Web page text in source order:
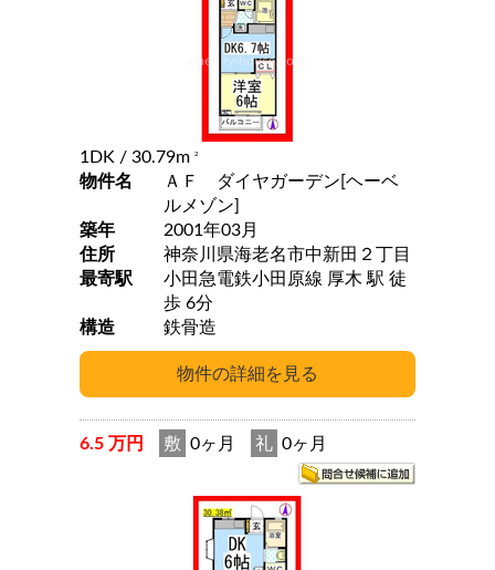
1DK / 30.79m 2
物件名
ＡＦ ダイヤガーデン[ヘーベ
ルメゾン]
築年
2001年03月
住所
神奈川県海老名市中新田２丁目
最寄駅
小田急電鉄小田原線 厚木 駅 徒
歩 6分
構造
鉄骨造
6.5 万円 敷 0ヶ月 礼 0ヶ月